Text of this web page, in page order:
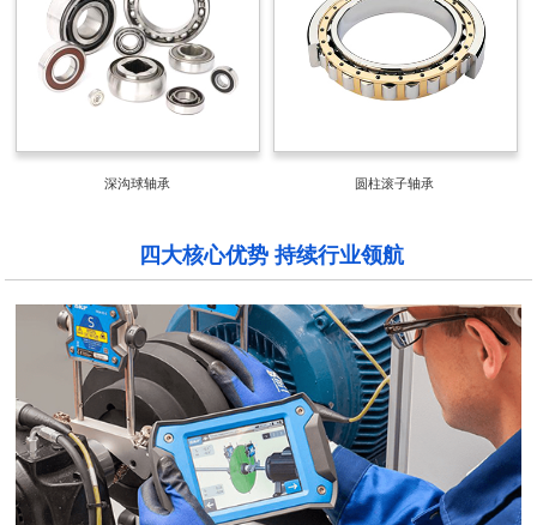
深沟球轴承 圆柱滚子轴承
四大核心优势 持续行业领航